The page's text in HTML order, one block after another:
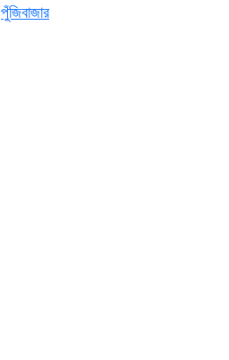
পুঁজিবাজার